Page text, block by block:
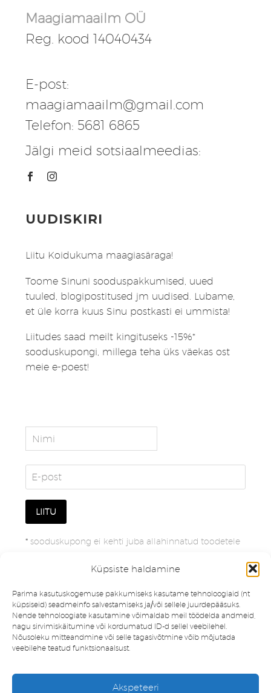
Küpsiste haldamine
Parima kasutuskogemuse pakkumiseks kasutame tehnoloogiaid (nt
küpsiseid) seadmeinfo salvestamiseks ja/või sellele juurdepääsuks.
Nende tehnoloogiate kasutamine võimaldab meil töödelda andmeid,
nagu sirvimiskäitumine või kordumatud ID-d sellel veebilehel.
Nõusoleku mitteandmine või selle tagasivõtmine võib mõjutada
veebilehe teatud funktsionaalsust.
Akspeteeri
Maagiamaailm OÜ
Reg. kood 14040434
E-post:
maagiamaailm@gmail.com
Telefon: 5681 6865
Jälgi meid sotsiaalmeedias:
UUDISKIRI
Liitu Koidukuma maagiasäraga!
Toome Sinuni sooduspakkumised, uued
tuuled, blogipostitused jm uudised. Lubame,
et üle korra kuus Sinu postkasti ei ummista!
Liitudes saad meilt kingituseks -15%*
sooduskupongi, millega teha üks väekas ost
meie e-poest!
* sooduskupong ei kehti juba allahinnatud toodetele
Müügitingimused Privaatsuspoliitika